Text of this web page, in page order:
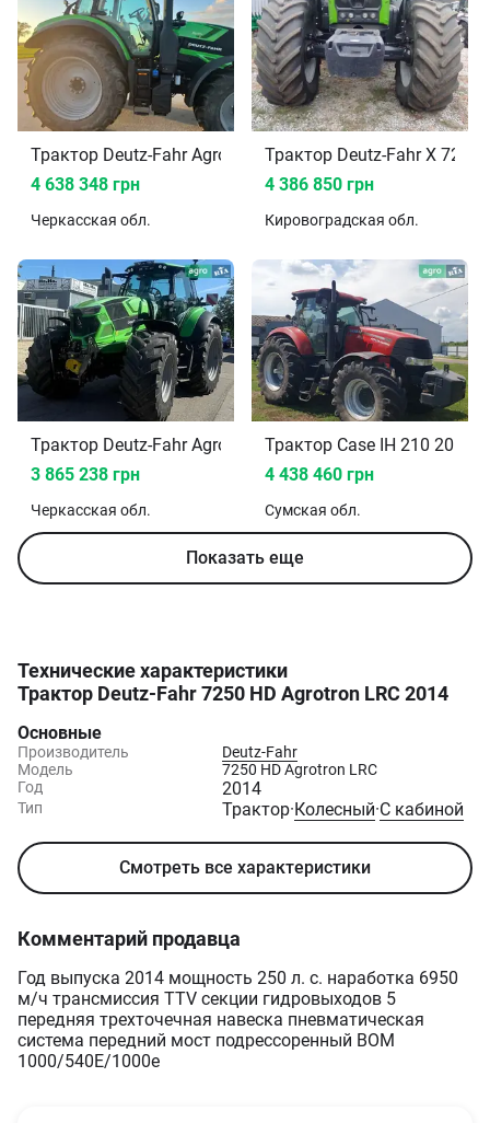
Трактор Deutz-Fahr Agrotron 2022
4 638 348 грн
Черкасская обл.
Трактор Deutz-Fahr X 720
4 386 850 грн
Кировоградская обл.
Трактор Deutz-Fahr Agrotron 2021
3 865 238 грн
Черкасская обл.
Трактор Case IH 210 2019
4 438 460 грн
Сумская обл.
Показать еще
Технические характеристики
Трактор Deutz-Fahr 7250 HD Agrotron LRC 2014
Основные
Производитель
Deutz-Fahr
Модель
7250 HD Agrotron LRC
Год
2014
Тип Трактор·Колесный·С кабиной
Смотреть все характеристики
Комментарий продавца
Год выпуска 2014 мощность 250 л. с. наработка 6950
м/ч трансмиссия TTV секции гидровыходов 5
передняя трехточечная навеска пневматическая
система передний мост подрессоренный ВОМ
1000/540Е/1000е